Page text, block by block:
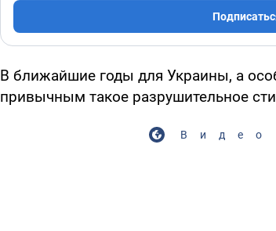
В ближайшие годы для Украины, а
привычным такое разрушительное